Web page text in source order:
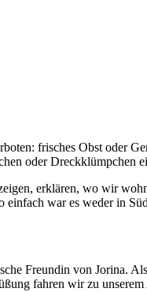
frisches Obst oder
oder Dreckklümpchen
erklären, wo wir
einfach war es weder in
Freundin von Jorina.
fahren wir zu